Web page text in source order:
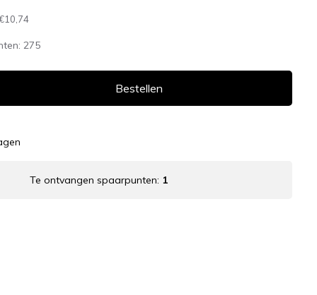
275
Bestellen
Te ontvangen spaarpunten: 1